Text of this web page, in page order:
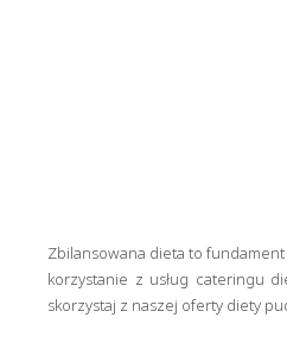
Zbilansowana dieta to
korzystanie z usług cateringu
skorzystaj z naszej oferty diety